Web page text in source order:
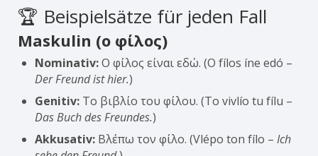
🏆 Beispielsätze für jeden Fall
Maskulin (ο φίλος)
Nominativ:Ο φίλος είναι εδώ. (O fílos íne edó –
Der Freund ist hier.)
Genitiv: Το βιβλίο του φίλου. (To vivlío tu fílu –
Das Buch des Freundes.)
Akkusativ: Βλέπω τον φίλο. (Vlépo ton fílo – Ich